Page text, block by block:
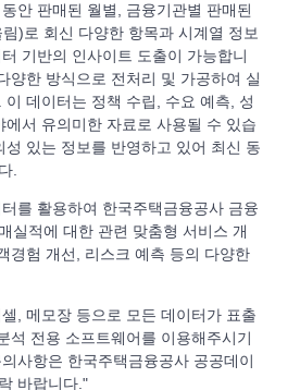
안 판매된 월별, 금융기관별 판매된
)로 회신 다양한 항목과 시계열 정보
기반의 인사이트 도출이 가능합니
양한 방식으로 전처리 및 가공하여 실
이 데이터는 정책 수립, 수요 예측, 성
서 유의미한 자료로 사용될 수 있습
성 있는 정보를 반영하고 있어 최신 동
.
를 활용하여 한국주택금융공사 금융
실적에 대한 관련 맞춤형 서비스 개
경험 개선, 리스크 예측 등의 다양한
, 메모장 등으로 모든 데이터가 표출
석 전용 소프트웨어를 이용해주시기
사항은 한국주택금융공사 공공데이
바랍니다."